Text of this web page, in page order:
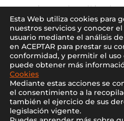
Aviso Legal–Política de
de
Blog–Contacto–
Esta Web utiliza cookies para
nuestros servicios y conocer
usuario mediante el análisis
en ACEPTAR para prestar su
conformidad, y permitir el uso
puede obtener más
Cookies
Mediante estas acciones se
el consentimiento a la
también el ejercicio de sus
legislación vigente.